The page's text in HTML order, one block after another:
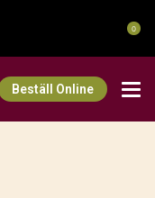
0
Beställ Online